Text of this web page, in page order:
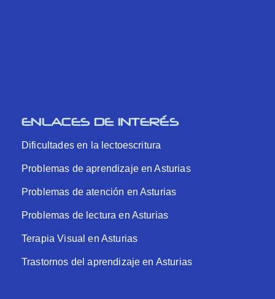
ENLACES DE INTERÉS
Dificultades en la lectoescritura
Problemas de aprendizaje en Asturias
Problemas de atención en Asturias
Problemas de lectura en Asturias
Terapia Visual en Asturias
Trastornos del aprendizaje en Asturias